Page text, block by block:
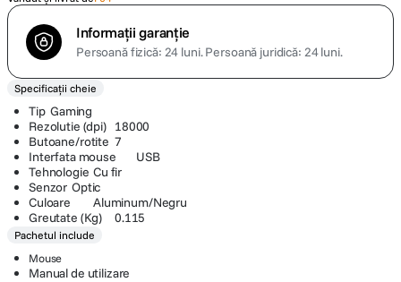
Informații garanție
Persoană fizică: 24 luni.Persoană juridică: 24 luni.
Specificații cheie
Tip Gaming
Rezolutie (dpi) 18000
Butoane/rotite 7
Interfata mouse
USB
Tehnologie Cu fir
Senzor Optic
Culoare
Aluminum/Negru
Greutate (Kg)
0.115
Pachetul include
Mouse
Manual de utilizare